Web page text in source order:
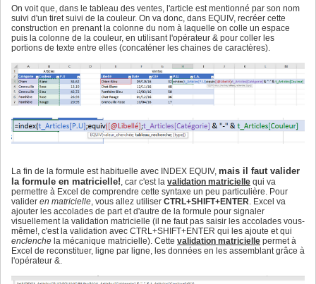
On voit que, dans le tableau des ventes, l'article est mentionné par son nom
suivi d'un tiret suivi de la couleur. On va donc, dans EQUIV, recréer cette
construction en prenant la colonne du nom à laquelle on colle un espace
puis la colonne de la couleur, en utilisant l'opérateur & pour coller les
portions de texte entre elles (concaténer les chaines de caractères).
La fin de la formule est habituelle avec INDEX EQUIV, mais il faut valider
la formule en matricielle!, car c'est la validation matricielle qui va
permettre à Excel de comprendre cette syntaxe un peu particulière. Pour
valider en matricielle, vous allez utiliser CTRL+SHIFT+ENTER. Excel va
ajouter les accolades de part et d'autre de la formule pour signaler
visuellement la validation matricielle (il ne faut pas saisir les accolades vous-
même!, c'est la validation avec CTRL+SHIFT+ENTER qui les ajoute et qui
enclenche la mécanique matricielle). Cette validation matricielle permet à
Excel de reconstituer, ligne par ligne, les données en les assemblant grâce à
l'opérateur &.